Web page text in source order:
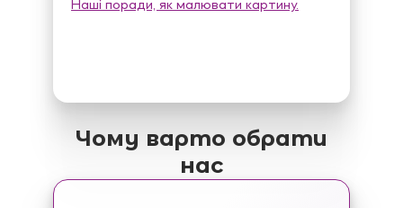
Наші поради, як малювати картину.
Чому варто обрати
нас